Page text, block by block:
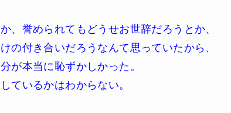
誉められてもどうせお世辞だろうとか、
の付き合いだろうなんて思っていたから、
が本当に恥ずかしかった。
ているかはわからない。